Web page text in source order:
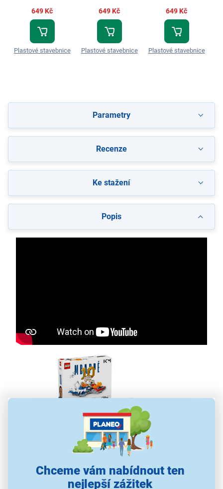
Chceme vám nabídnout ten
nejlepší zážitek
649 Kč
Plastové stavebnice
649 Kč
Plastové stavebnice
649 Kč
Plastové stavebnice
Popis
Stavebnice LEGO® Editions 43013 Kylian
Mbappé – Hvězdné momenty fotbalu
Parametry
Recenze
Ke stažení